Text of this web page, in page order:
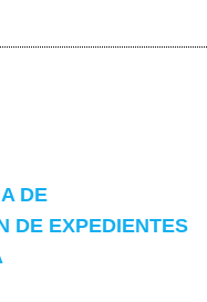
DE
DE EXPEDIENTES